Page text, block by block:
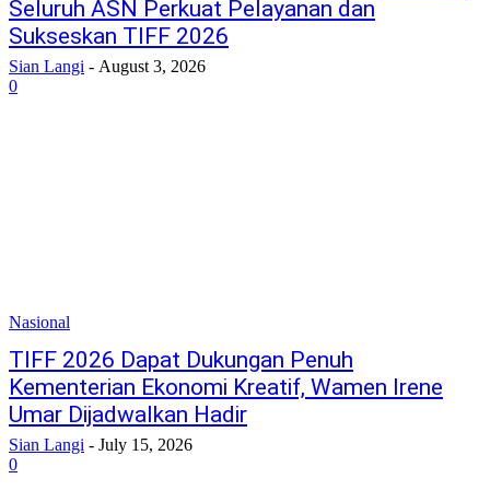
Seluruh ASN Perkuat Pelayanan dan
Sukseskan TIFF 2026
Sian Langi - August 3, 2026
0
Nasional
TIFF 2026 Dapat Dukungan Penuh
Kementerian Ekonomi Kreatif, Wamen Irene
Umar Dijadwalkan Hadir
Sian Langi - July 15, 2026
0